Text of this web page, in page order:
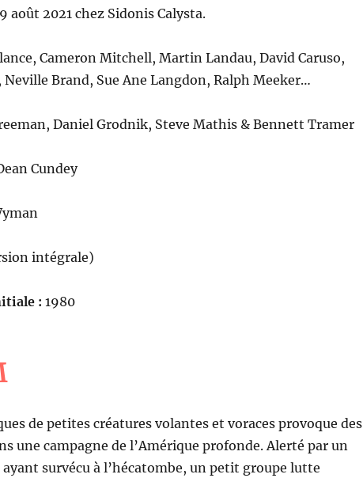
août 2021 chez Sidonis Calysta.
Cameron Mitchell, Martin Landau, David Caruso,
Brand, Sue Ane Langdon, Ralph Meeker…
Daniel Grodnik, Steve Mathis & Bennett Tramer
Cundey
intégrale)
: 1980
de petites créatures volantes et voraces provoque des
une campagne de l’Amérique profonde. Alerté par un
ayant survécu à l’hécatombe, un petit groupe lutte